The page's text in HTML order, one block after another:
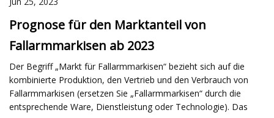
Prognose für den Marktanteil von
Fallarmmarkisen ab 2023
Der Begriff „Markt für Fallarmmarkisen“ bezieht sich auf die
kombinierte Produktion, den Vertrieb und den Verbrauch von
Fallarmmarkisen (ersetzen Sie „Fallarmmarkisen“ durch die
entsprechende Ware, Dienstleistung oder Technologie). Das